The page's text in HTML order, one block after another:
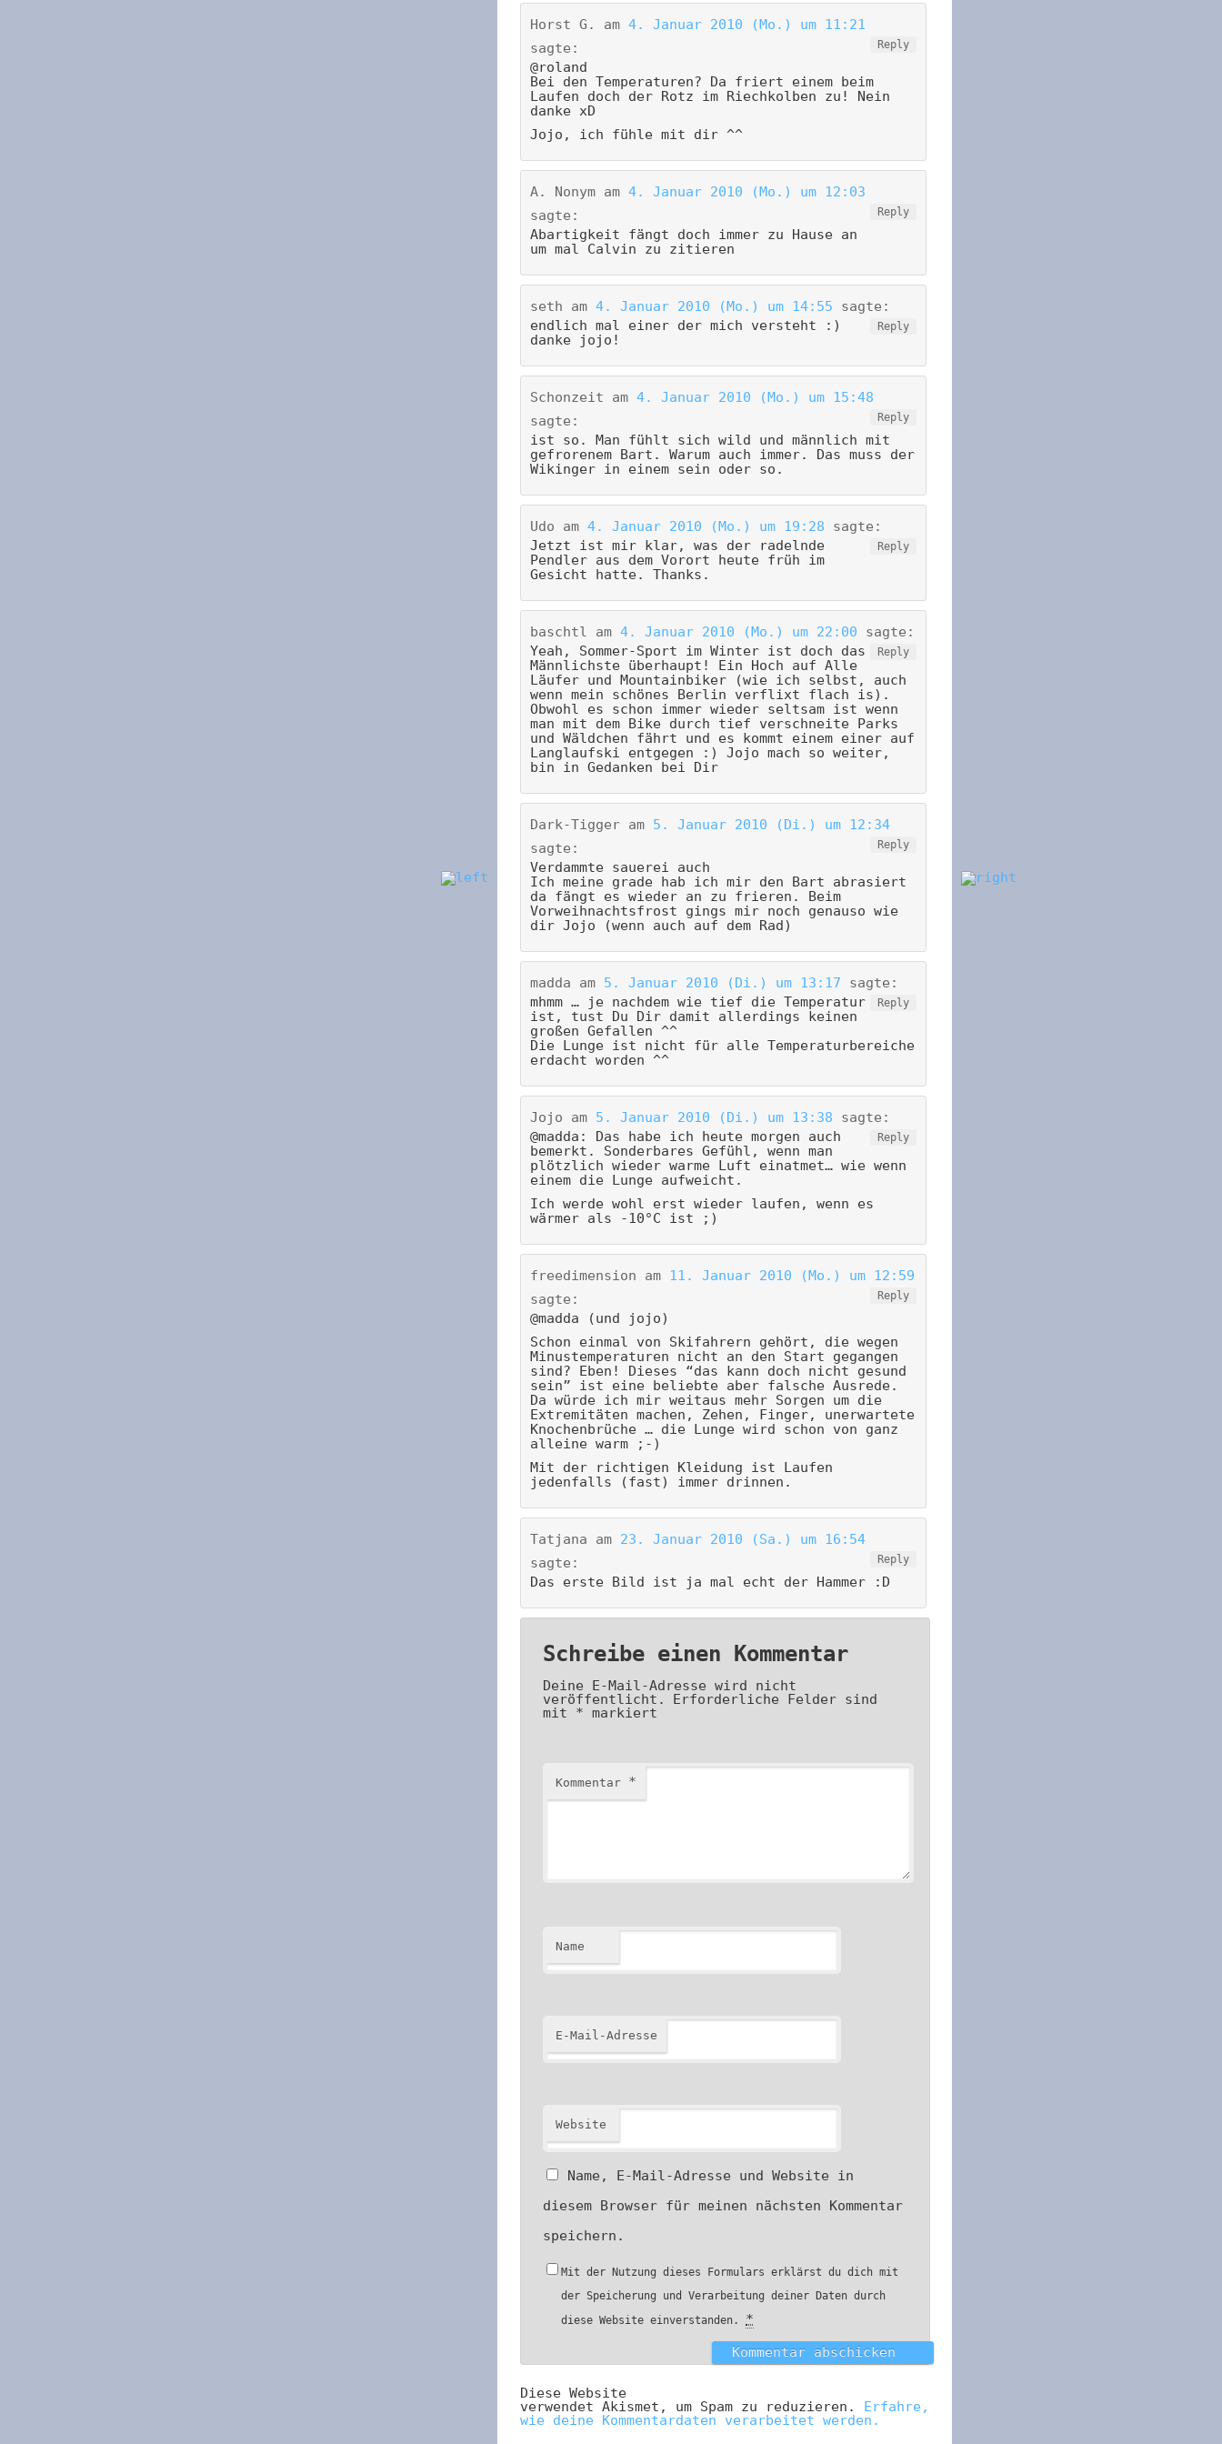
Horst G. am 4. Januar 2010 (Mo.) um 11:21
sagte:
Reply
@roland
Bei den Temperaturen? Da friert einem beim
Laufen doch der Rotz im Riechkolben zu! Nein
danke xD
Jojo, ich fühle mit dir ^^
A. Nonym am 4. Januar 2010 (Mo.) um 12:03
sagte:
Reply
Abartigkeit fängt doch immer zu Hause an
um mal Calvin zu zitieren
seth am 4. Januar 2010 (Mo.) um 14:55 sagte:
Reply
endlich mal einer der mich versteht :)
danke jojo!
Schonzeit am 4. Januar 2010 (Mo.) um 15:48
sagte:
Reply
ist so. Man fühlt sich wild und männlich mit
gefrorenem Bart. Warum auch immer. Das muss der
Wikinger in einem sein oder so.
Udo am 4. Januar 2010 (Mo.) um 19:28 sagte:
Reply
Jetzt ist mir klar, was der radelnde
Pendler aus dem Vorort heute früh im
Gesicht hatte. Thanks.
baschtl am 4. Januar 2010 (Mo.) um 22:00 sagte:
Reply
Yeah, Sommer-Sport im Winter ist doch das
Männlichste überhaupt! Ein Hoch auf Alle
Läufer und Mountainbiker (wie ich selbst, auch
wenn mein schönes Berlin verflixt flach is).
Obwohl es schon immer wieder seltsam ist wenn
man mit dem Bike durch tief verschneite Parks
und Wäldchen fährt und es kommt einem einer auf
Langlaufski entgegen :) Jojo mach so weiter,
bin in Gedanken bei Dir
Dark-Tigger am 5. Januar 2010 (Di.) um 12:34
sagte:
Reply
Verdammte sauerei auch
Ich meine grade hab ich mir den Bart abrasiert
da fängt es wieder an zu frieren. Beim
Vorweihnachtsfrost gings mir noch genauso wie
dir Jojo (wenn auch auf dem Rad)
madda am 5. Januar 2010 (Di.) um 13:17 sagte:
Reply
mhmm … je nachdem wie tief die Temperatur
ist, tust Du Dir damit allerdings keinen
großen Gefallen ^^
Die Lunge ist nicht für alle Temperaturbereiche
erdacht worden ^^
Jojo am 5. Januar 2010 (Di.) um 13:38 sagte:
Reply
@madda: Das habe ich heute morgen auch
bemerkt. Sonderbares Gefühl, wenn man
plötzlich wieder warme Luft einatmet… wie wenn
einem die Lunge aufweicht.
Ich werde wohl erst wieder laufen, wenn es
wärmer als -10°C ist ;)
freedimension am 11. Januar 2010 (Mo.) um 12:59
sagte:
Reply
@madda (und jojo)
Schon einmal von Skifahrern gehört, die wegen
Minustemperaturen nicht an den Start gegangen
sind? Eben! Dieses “das kann doch nicht gesund
sein” ist eine beliebte aber falsche Ausrede.
Da würde ich mir weitaus mehr Sorgen um die
Extremitäten machen, Zehen, Finger, unerwartete
Knochenbrüche … die Lunge wird schon von ganz
alleine warm ;-)
Mit der richtigen Kleidung ist Laufen
jedenfalls (fast) immer drinnen.
Tatjana am 23. Januar 2010 (Sa.) um 16:54
sagte:
Reply
Das erste Bild ist ja mal echt der Hammer :D
Schreibe einen Kommentar
Deine E-Mail-Adresse wird nicht
veröffentlicht.
Erforderliche Felder sind
mit * markiert
Kommentar *
Name
E-Mail-Adresse
Website
Name, E-Mail-Adresse und Website in
diesem Browser für meinen nächsten Kommentar
speichern.
Mit der Nutzung dieses Formulars erklärst du dich mit
der Speicherung und Verarbeitung deiner Daten durch
diese Website einverstanden. *
Diese Website
verwendet Akismet, um Spam zu reduzieren. Erfahre,
wie deine Kommentardaten verarbeitet werden.